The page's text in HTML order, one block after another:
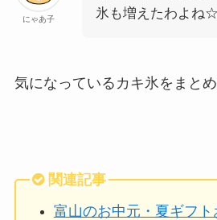
にゃあ子
氷も増えたわよね☆
気になっているカキ氷をまと
関連記事
富山のお中元・夏ギフト